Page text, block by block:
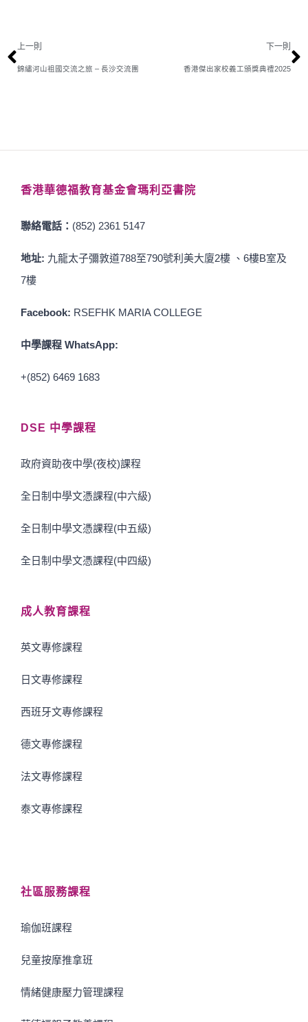
上一則
錦繡河山祖國交流之旅 – 長沙交流團
下一則
香港傑出家校義工頒獎典禮2025
香港華德福教育基金會瑪利亞書院
聯絡電話： (852) 2361 5147
地址: 九龍太子彌敦道788至790號利美大廈2樓 、6樓B室及
7樓
Facebook: RSEFHK MARIA COLLEGE
中學課程 WhatsApp:
+(852) 6469 1683
DSE 中學課程
政府資助夜中學(夜校)課程
全日制中學文憑課程(中六級)
全日制中學文憑課程(中五級)
全日制中學文憑課程(中四級)
成人教育課程
英文專修課程
日文專修課程
西班牙文專修課程
德文專修課程
法文專修課程
泰文專修課程
社區服務課程
瑜伽班課程
兒童按摩推拿班
情緒健康壓力管理課程